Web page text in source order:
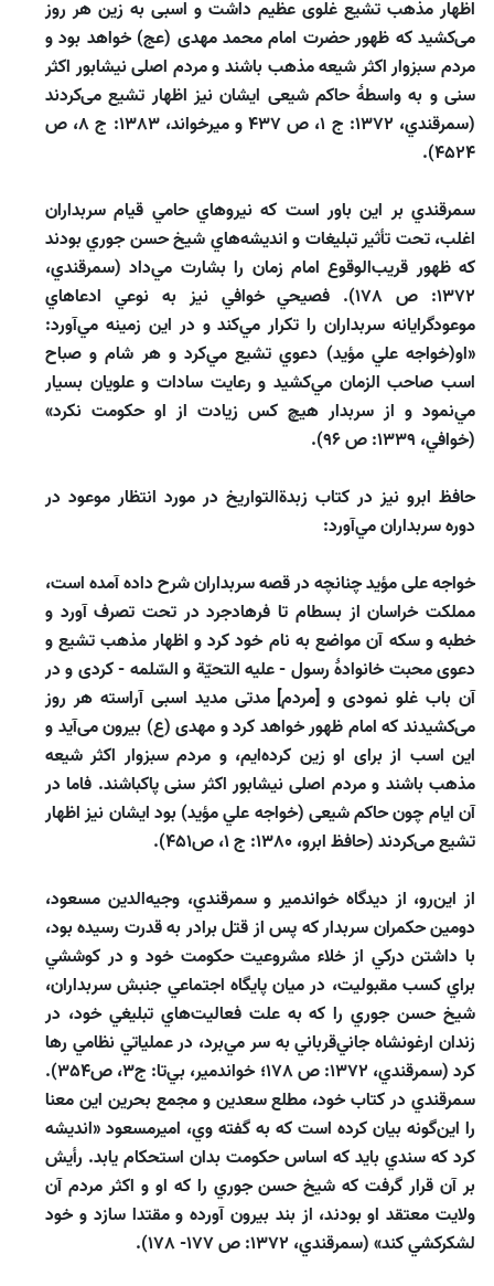
اظهار مذهب تشيع غلوى عظيم داشت و اسبى به زين هر روز
مى‌كشيد كه ظهور حضرت امام محمد مهدى (عج) خواهد بود و
مردم سبزوار اكثر شيعه مذهب باشند و مردم اصلى نيشابور اكثر
سنى و به واسطۀ حاكم شيعى ايشان نيز اظهار تشيع مى‌كردند
(سمرقندي، 1372: ج 1، ص 437 و ميرخواند، 1383: ج 8، ص
4524).
سمرقندي بر اين باور است كه نيروهاي حامي قيام سربداران
اغلب، تحت ‌تأثير تبليغات و انديشه‌هاي شيخ حسن جوري بودند
كه ظهور قريب‌الوقوع امام زمان را بشارت مي‌داد (سمرقندي،
1372: ص 178). فصيحي خوافي نيز به نوعي ادعاهاي
موعودگرايانه سربداران را تكرار مي‌‌كند و در اين زمينه مي‌‌آورد:
«او(خواجه علي مؤيد) دعوي تشيع مي‌كرد و هر شام و صباح
اسب صاحب الزمان مي‌كشيد و رعايت سادات و علويان بسيار
مي‌نمود و از سربدار هيچ كس زيادت از او حكومت نكرد»
(خوافي، 1339: ص 96).
حافظ ابرو نيز در كتاب زبدة‌التواريخ در مورد انتظار موعود در
دوره سربداران مي‌‌آورد:
خواجه على مؤيد چنانچه در قصه سربداران شرح داده آمده است،
مملكت خراسان از بسطام تا فرهادجرد در تحت تصرف آورد و
خطبه و سكه آن مواضع به نام خود كرد و اظهار مذهب تشيع و
دعوى محبت خانوادۀ رسول - عليه التحيّة و السّلمه - كردى و در
آن باب غلو نمودى و [مردم] مدتى مديد اسبى آراسته هر روز
مى‌كشيدند كه امام ظهور خواهد كرد و مهدى (ع) بيرون مى‌آيد و
اين اسب از براى او زين كرده‌ايم، و مردم سبزوار اكثر شيعه
مذهب باشند و مردم اصلى نيشابور اكثر سنى پاكباشند. فاما در
آن ايام چون حاكم شيعى (خواجه علي مؤيد) بود ايشان نيز اظهار
تشيع مى‌كردند (حافظ ابرو، 1380: ج 1، ص451).
از اين‌رو، از ديدگاه خواندمير و سمرقندي، وجيه‌الدين مسعود،
دومين حكمران سربدار كه پس از قتل برادر به قدرت رسيده بود،
با داشتن دركي از خلاء مشروعيت حكومت خود و در كوششي
براي كسب مقبوليت، در ميان پايگاه اجتماعي جنبش سربداران،
شيخ حسن جوري را كه به علت فعاليت‌هاي تبليغي خود، در
زندان ارغونشاه جاني‌قرباني به‌ سر مي‌برد، در عملياتي نظامي رها
كرد (سمرقندي، 1372: ص 178؛ خواندمير، بي‌تا: ج3، ص354).
سمرقندي در كتاب خود، مطلع سعدين و مجمع بحرين اين معنا
را اين‌گونه بيان كرده است كه به گفته وي، اميرمسعود «انديشه
كرد كه سندي بايد كه اساس حكومت بدان استحكام يابد. رأيش
بر آن قرار گرفت كه شيخ حسن جوري را كه او و اكثر مردم آن
ولايت معتقد او بودند، از بند بيرون آورده و مقتدا سازد و خود
لشكركشي كند» (سمرقندي، 1372: ص 177- 178).